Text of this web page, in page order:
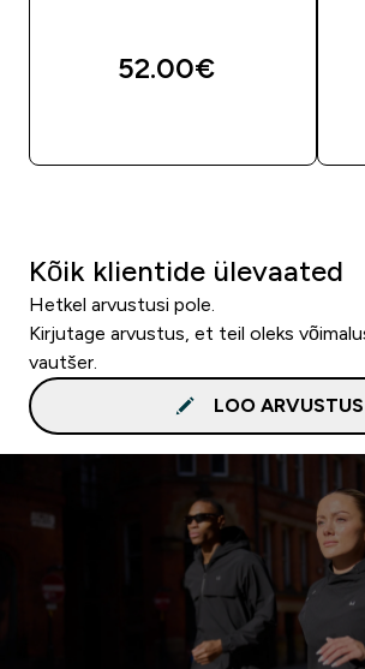
52.00€‎
Kõik klientide ülevaated
Hetkel arvustusi pole.
Kirjutage arvustus, et teil oleks
vautšer.
LOO ARVUSTUS